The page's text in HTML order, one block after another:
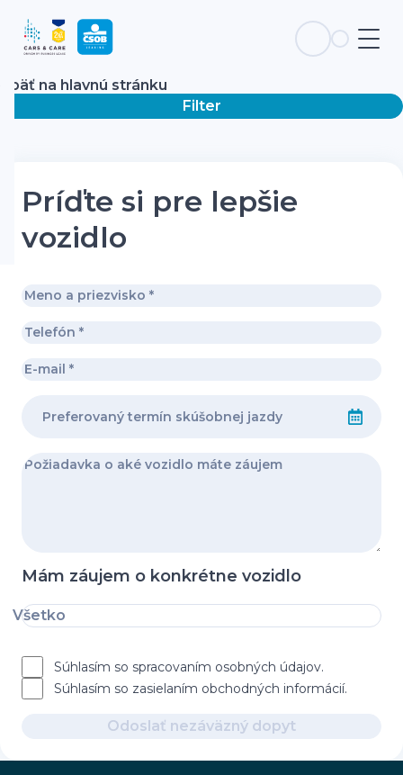
Späť na hlavnú stránku
Filter
Príďte si pre lepšie
vozidlo
Mám záujem o konkrétne vozidlo
Všetko
Súhlasím so spracovaním osobných údajov.
Súhlasím so zasielaním obchodných informácií.
Odoslať nezáväzný dopyt